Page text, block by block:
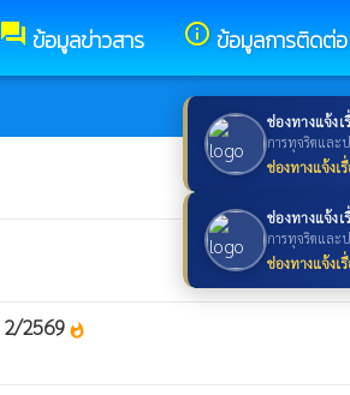
ช่องทางแจ้งเ
การทุจริตแล
ช่องทางแจ้งเ
ช่องทางแจ้งเ
การทุจริตแล
ช่องทางแจ้งเ
forum ข้อมูลข่าวสาร info_outline ข้อมูลการติดต่อ
2/2569 whatshot